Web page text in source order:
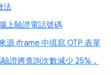
法
上驗證電話號碼
源 iframe 中填寫 OTP 表單
證將查詢次數減少 25%，